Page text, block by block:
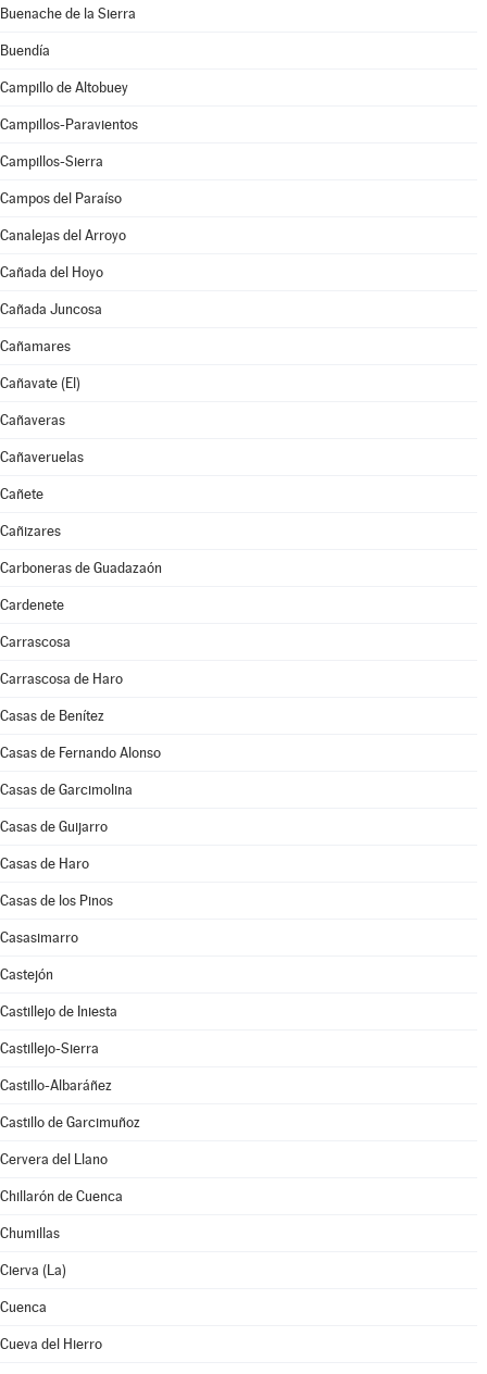
Buenache de la Sierra
Buendía
Campillo de Altobuey
Campillos-Paravientos
Campillos-Sierra
Campos del Paraíso
Canalejas del Arroyo
Cañada del Hoyo
Cañada Juncosa
Cañamares
Cañavate (El)
Cañaveras
Cañaveruelas
Cañete
Cañizares
Carboneras de Guadazaón
Cardenete
Carrascosa
Carrascosa de Haro
Casas de Benítez
Casas de Fernando Alonso
Casas de Garcimolina
Casas de Guijarro
Casas de Haro
Casas de los Pinos
Casasimarro
Castejón
Castillejo de Iniesta
Castillejo-Sierra
Castillo-Albaráñez
Castillo de Garcimuñoz
Cervera del Llano
Chillarón de Cuenca
Chumillas
Cierva (La)
Cuenca
Cueva del Hierro